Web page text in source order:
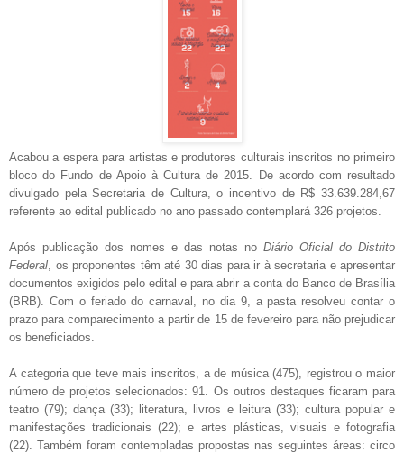
Acabou a espera para artistas e produtores culturais inscritos no primeiro
bloco do Fundo de Apoio à Cultura de 2015. De acordo com resultado
divulgado pela Secretaria de Cultura, o incentivo de R$ 33.639.284,67
referente ao edital publicado no ano passado contemplará 326 projetos.
Após publicação dos nomes e das notas no Diário Oficial do Distrito
Federal , os proponentes têm até 30 dias para ir à secretaria e apresentar
documentos exigidos pelo edital e para abrir a conta do Banco de Brasília
(BRB). Com o feriado do carnaval, no dia 9, a pasta resolveu contar o
prazo para comparecimento a partir de 15 de fevereiro para não prejudicar
os beneficiados.
A categoria que teve mais inscritos, a de música (475), registrou o maior
número de projetos selecionados: 91. Os outros destaques ficaram para
teatro (79); dança (33); literatura, livros e leitura (33); cultura popular e
manifestações tradicionais (22); e artes plásticas, visuais e fotografia
(22). Também foram contempladas propostas nas seguintes áreas: circo